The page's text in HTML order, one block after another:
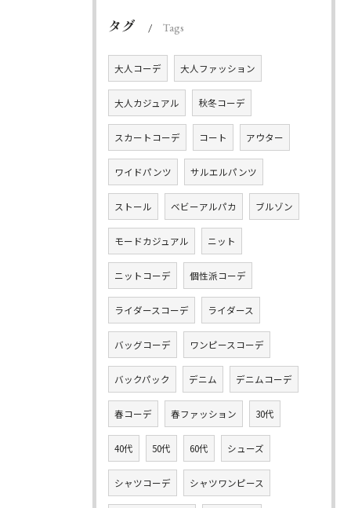
タグ Tags
大人コーデ 大人ファッション
大人カジュアル 秋冬コーデ
スカートコーデ コート アウター
ワイドパンツ サルエルパンツ
ストール ベビーアルパカ ブルゾン
モードカジュアル ニット
ニットコーデ 個性派コーデ
ライダースコーデ ライダース
バッグコーデ ワンピースコーデ
バックパック デニム デニムコーデ
春コーデ 春ファッション 30代
40代 50代 60代 シューズ
シャツコーデ シャツワンピース